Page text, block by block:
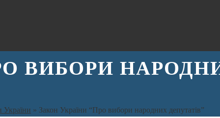
ВИБОРИ
України » Закон України “Про вибори народних депутатів”